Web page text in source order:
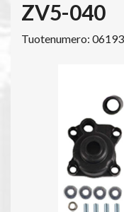
ZV5-040
Tuotenumero: